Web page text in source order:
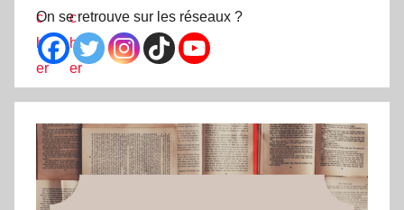
On se retrouve sur les réseaux ?